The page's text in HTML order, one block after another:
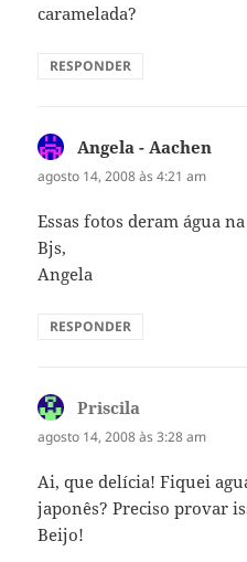
caramelada?
RESPONDER
Angela - Aachen
agosto 14, 2008 às 4:21 am
Essas fotos deram água
Bjs,
Angela
RESPONDER
Priscila
agosto 14, 2008 às 3:28 am
Ai, que delícia! Fiquei
japonês? Preciso provar
Beijo!